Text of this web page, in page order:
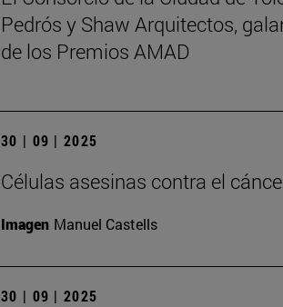
Pedrós y Shaw Arquitectos,
de los Premios AMAD
30 | 09 | 2025
Células asesinas contra el
Imagen Manuel Castells
30 | 09 | 2025